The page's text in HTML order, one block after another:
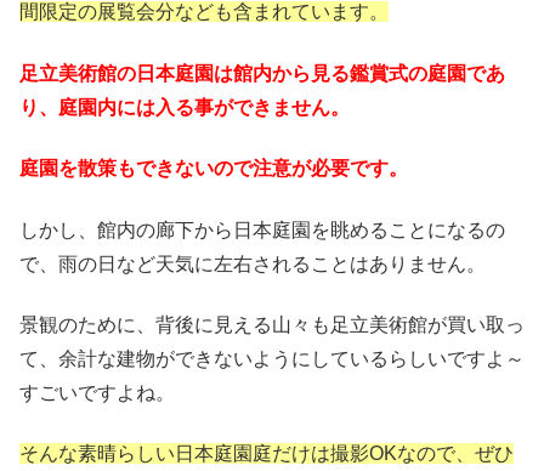
間限定の展覧会分なども含まれています。
足立美術館の日本庭園は館内から見る鑑賞式の庭園であ
り、庭園内には入る事ができません。
庭園を散策もできないので注意が必要です。
しかし、館内の廊下から日本庭園を眺めることになるの
で、雨の日など天気に左右されることはありません。
景観のために、背後に見える山々も足立美術館が買い取っ
て、余計な建物ができないようにしているらしいですよ～
すごいですよね。
そんな素晴らしい日本庭園庭だけは撮影OKなので、ぜひ